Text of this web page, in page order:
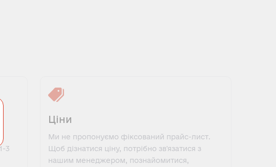
3
Ціни
Ми не пропонуємо фіксований прайс-лист.
Щоб дізнатися ціну, потрібно зв'язатися з
нашим менеджером, познайомитися,